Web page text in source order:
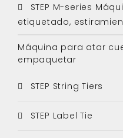
STEP M-series
etiquetado,
Máquina para atar
empaquetar
STEP String Tiers
STEP Label Tie